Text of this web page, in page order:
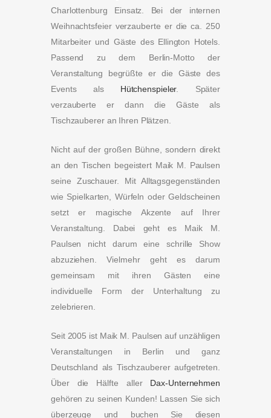
Charlottenburg Einsatz. Bei der internen
Weihnachtsfeier verzauberte er die ca. 250
Mitarbeiter und Gäste des Ellington Hotels.
Passend zu dem Berlin-Motto der
Veranstaltung begrüßte er die Gäste des
Events als Hütchenspieler. Später
verzauberte er dann die Gäste als
Tischzauberer an Ihren Plätzen.
Nicht auf der großen Bühne, sondern direkt
an den Tischen begeistert Maik M. Paulsen
seine Zuschauer. Mit Alltagsgegenständen
wie Spielkarten, Würfeln oder Geldscheinen
setzt er magische Akzente auf Ihrer
Veranstaltung. Dabei geht es Maik M.
Paulsen nicht darum eine schrille Show
abzuziehen. Vielmehr geht es darum
gemeinsam mit ihren Gästen eine
individuelle Form der Unterhaltung zu
zelebrieren.
Seit 2005 ist Maik M. Paulsen auf unzähligen
Veranstaltungen in Berlin und ganz
Deutschland als Tischzauberer aufgetreten.
Über die Hälfte aller Dax-Unternehmen
gehören zu seinen Kunden! Lassen Sie sich
überzeuge und buchen Sie diesen